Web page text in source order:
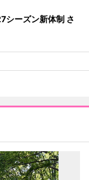
シーズン新体制 さ